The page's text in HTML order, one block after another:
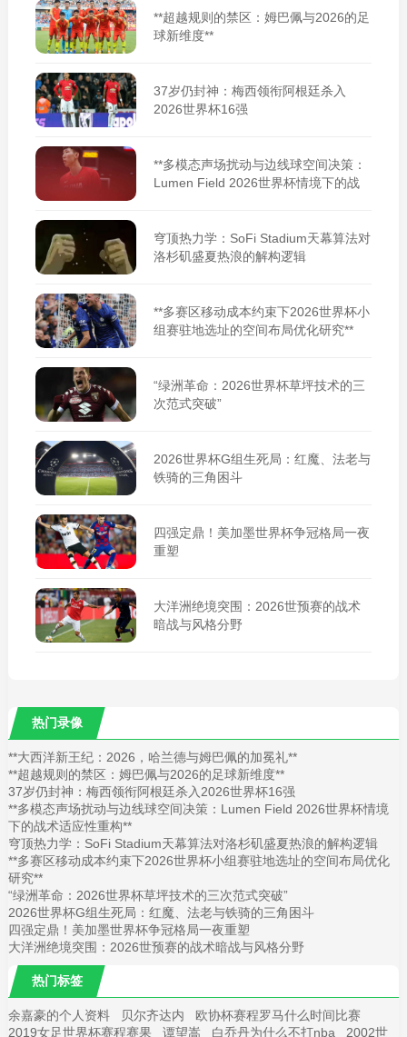
**超越规则的禁区：姆巴佩与2026的足
球新维度**
37岁仍封神：梅西领衔阿根廷杀入
2026世界杯16强
**多模态声场扰动与边线球空间决策：
Lumen Field 2026世界杯情境下的战
穹顶热力学：SoFi Stadium天幕算法对
洛杉矶盛夏热浪的解构逻辑
**多赛区移动成本约束下2026世界杯小
组赛驻地选址的空间布局优化研究**
“绿洲革命：2026世界杯草坪技术的三
次范式突破”
2026世界杯G组生死局：红魔、法老与
铁骑的三角困斗
四强定鼎！美加墨世界杯争冠格局一夜
重塑
大洋洲绝境突围：2026世预赛的战术
暗战与风格分野
热门录像
**大西洋新王纪：2026，哈兰德与姆巴佩的加冕礼**
**超越规则的禁区：姆巴佩与2026的足球新维度**
37岁仍封神：梅西领衔阿根廷杀入2026世界杯16强
**多模态声场扰动与边线球空间决策：Lumen Field 2026世界杯情境
下的战术适应性重构**
穹顶热力学：SoFi Stadium天幕算法对洛杉矶盛夏热浪的解构逻辑
**多赛区移动成本约束下2026世界杯小组赛驻地选址的空间布局优化
研究**
“绿洲革命：2026世界杯草坪技术的三次范式突破”
2026世界杯G组生死局：红魔、法老与铁骑的三角困斗
四强定鼎！美加墨世界杯争冠格局一夜重塑
大洋洲绝境突围：2026世预赛的战术暗战与风格分野
热门标签
余嘉豪的个人资料 贝尔齐达内
欧协杯赛程罗马什么时间比赛
2019女足世界杯赛程赛果
谭望嵩 白乔丹为什么不打nba 2002世